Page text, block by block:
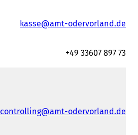
kasse@amt-odervorland.de
+49 33607 897 73
controlling@amt-odervorland.de